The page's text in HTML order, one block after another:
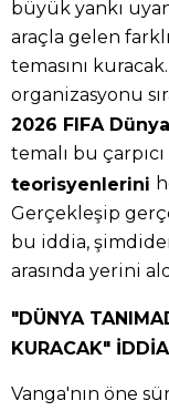
büyük yankı
araçla gelen
temasını
organizasyonu
2026 FIFA
temalı bu
teorisyenlerini
Gerçekleşip
bu iddia,
arasında yerini
"DÜNYA
KURACAK"
Vanga'nın öne